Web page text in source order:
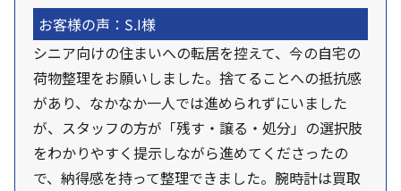
お客様の声：S.I様
シニア向けの住まいへの転居を控えて、今の自宅の
荷物整理をお願いしました。捨てることへの抵抗感
があり、なかなか一人では進められずにいました
が、スタッフの方が「残す・譲る・処分」の選択肢
をわかりやすく提示しながら進めてくださったの
で、納得感を持って整理できました。腕時計は買取